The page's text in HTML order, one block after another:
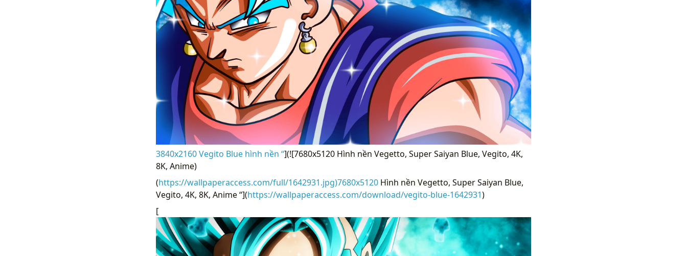
3840x2160 Vegito Blue hình nền “](![7680x5120 Hình nền Vegetto, Super Saiyan Blue, Vegito, 4K,
8K, Anime)
(https://wallpaperaccess.com/full/1642931.jpg)7680x5120Hình nền Vegetto, Super Saiyan Blue,
Vegito, 4K, 8K, Anime “](https://wallpaperaccess.com/download/vegito-blue-1642931)
[